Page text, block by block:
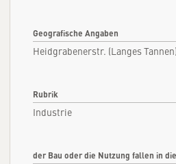
Geografische Angaben
Heidgrabenerstr. (Langes
Rubrik
Industrie
der Bau oder die Nutzung fallen in